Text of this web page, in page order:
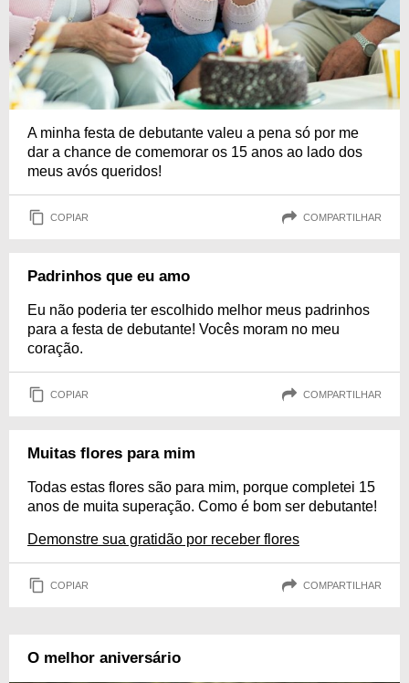
A minha festa de debutante valeu a pena só por me
dar a chance de comemorar os 15 anos ao lado dos
meus avós queridos!
COPIAR COMPARTILHAR
Padrinhos que eu amo
Eu não poderia ter escolhido melhor meus padrinhos
para a festa de debutante! Vocês moram no meu
coração.
COPIAR COMPARTILHAR
Muitas flores para mim
Todas estas flores são para mim, porque completei 15
anos de muita superação. Como é bom ser debutante!
Demonstre sua gratidão por receber flores
COPIAR COMPARTILHAR
O melhor aniversário